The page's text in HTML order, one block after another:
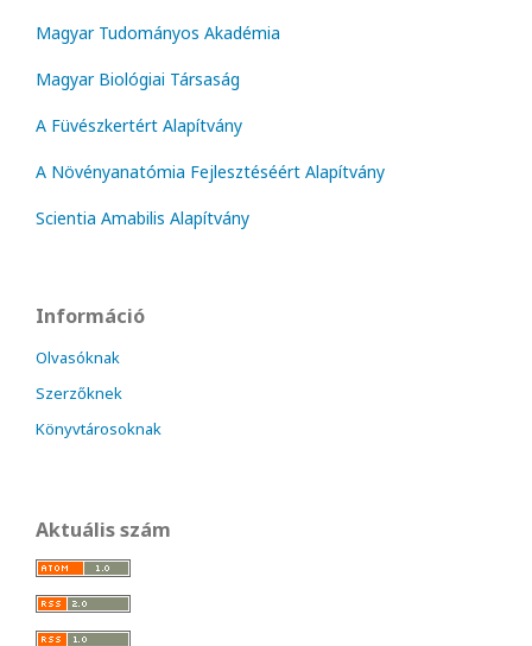
Magyar Tudományos Akadémia
Magyar Biológiai Társaság
A Füvészkertért Alapítvány
A Növényanatómia Fejlesztéséért Alapítvány
Scientia Amabilis Alapítvány
Információ
Olvasóknak
Szerzőknek
Könyvtárosoknak
Aktuális szám